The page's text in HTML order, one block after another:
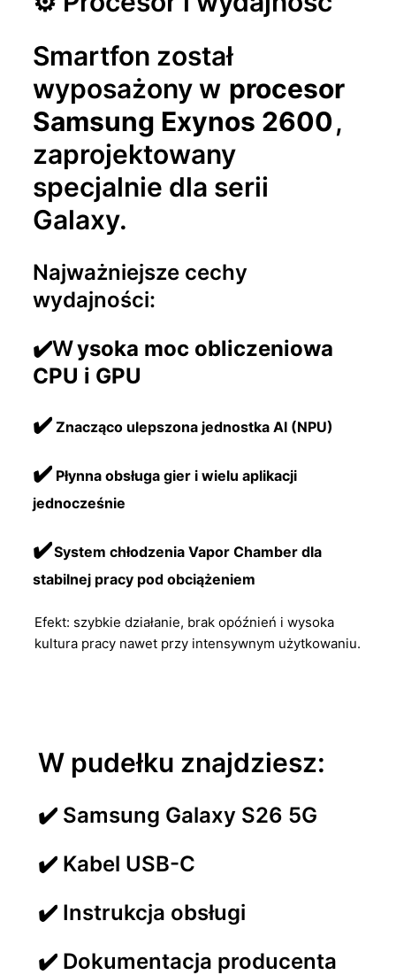
Smartfon został
wyposażony w procesor
Samsung Exynos 2600,
zaprojektowany
specjalnie dla serii
Galaxy.
Najważniejsze cechy
wydajności:
✔️Wysoka moc obliczeniowa
CPU i GPU
✔️ Znacząco ulepszona jednostka AI (NPU)
✔️ Płynna obsługa gier i wielu aplikacji
jednocześnie
✔️System chłodzenia Vapor Chamber dla
stabilnej pracy pod obciążeniem
Efekt: szybkie działanie, brak opóźnień i wysoka
kultura pracy nawet przy intensywnym użytkowaniu.
W pudełku znajdziesz:
✔️ Samsung Galaxy S26 5G
✔️ Kabel USB-C
✔️ Instrukcja obsługi
✔️ Dokumentacja producenta